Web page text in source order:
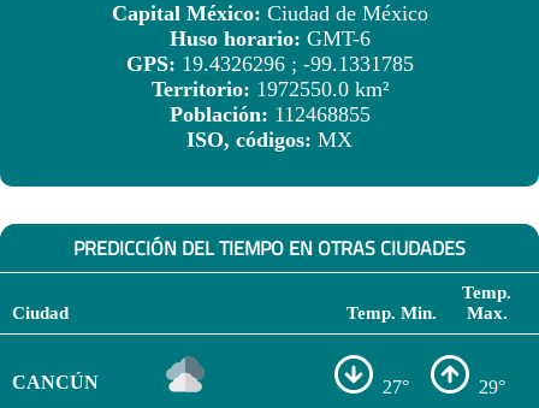
Capital México: Ciudad de México
Huso horario: GMT-6
GPS: 19.4326296 ; -99.1331785
Territorio: 1972550.0 km²
Población: 112468855
ISO, códigos: MX
PREDICCIÓN DEL TIEMPO EN OTRAS CIUDADES
Ciudad Temp. Min.
Temp.
Max.
CANCÚN 27° 29°